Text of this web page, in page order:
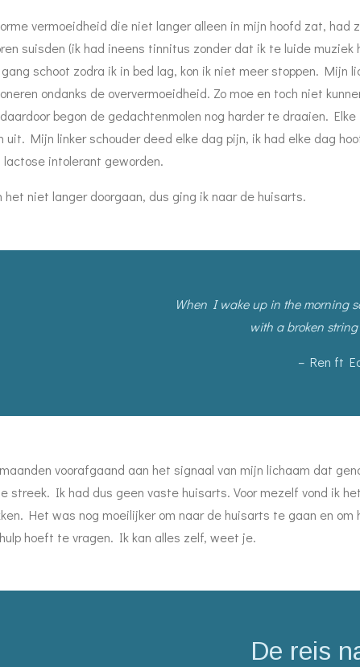
vermoeidheid die niet langer alleen in mijn hoofd zat,
suisden (ik had ineens tinnitus zonder dat ik te luide
schoot zodra ik in bed lag, kon ik niet meer stoppen.
ondanks de oververmoeidheid. Zo moe en toch niet
begon de gedachtenmolen nog harder te draaien.
uit. Mijn linker schouder deed elke dag pijn, ik had elke dag
lactose intolerant geworden.
het niet langer doorgaan, dus ging ik naar de huisarts.
When I wake up in the morning
with a broken
– Ren ft
voorafgaand aan het signaal van mijn lichaam dat
streek. Ik had dus geen vaste huisarts. Voor mezelf vond ik
Het was nog moeilijker om naar de huisarts te gaan en
hoeft te vragen. Ik kan alles zelf, weet je.
De reis